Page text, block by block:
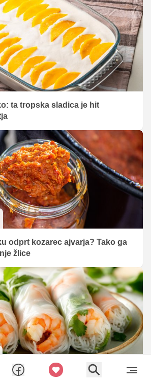
ta tropska sladica je hit
odprt kozarec ajvarja? Tako ga
žlice
ki navduši z lahkotnostjo in